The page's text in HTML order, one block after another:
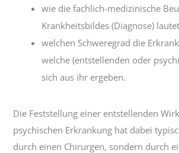
wie die fachlich-medizinische
Krankheitsbildes (Diagnose)
welchen Schweregrad die
welche (entstellenden oder
sich aus ihr ergeben.
Die Feststellung einer entstellenden
psychischen Erkrankung hat dabei
durch einen Chirurgen, sondern durch